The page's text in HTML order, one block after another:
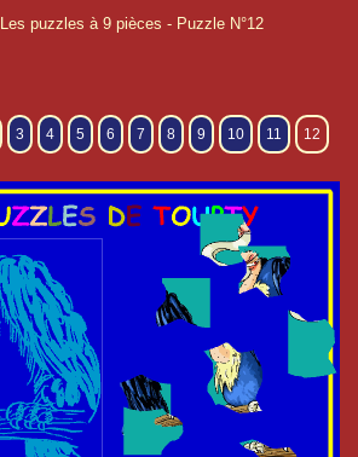
Les puzzles à 9 pièces - Puzzle N°12
12
11
10
9
8
7
6
5
4
3